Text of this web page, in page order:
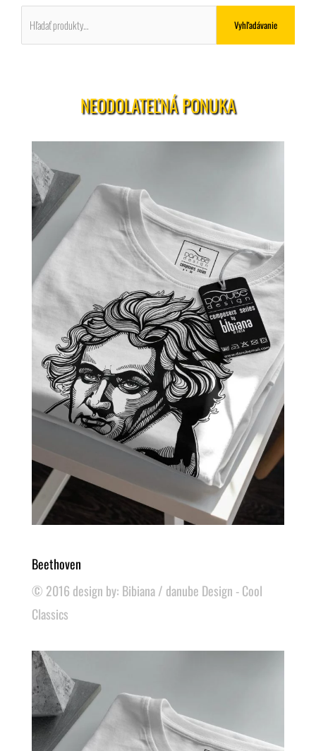
Hľadať: Vyhľadávanie
NEODOLATEĽNÁ PONUKA
Beethoven
© 2016 design by: Bibiana / danube Design - Cool
Classics